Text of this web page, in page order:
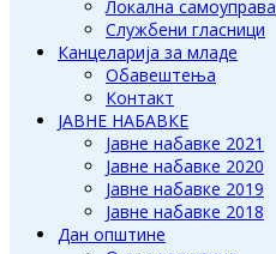
Локална самоуправа
Службени гласници
Канцеларија за младе
Обавештења
Контакт
ЈАВНЕ НАБАВКЕ
Јавне набавке 2021
Јавне набавке 2020
Јавне набавке 2019
Јавне набавке 2018
Дан општине